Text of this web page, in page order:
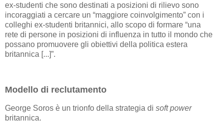
ex-studenti che sono destinati a posizioni di rilievo sono
incoraggiati a cercare un “maggiore coinvolgimento” con i
colleghi ex-studenti britannici, allo scopo di formare “una
rete di persone in posizioni di influenza in tutto il mondo che
possano promuovere gli obiettivi della politica estera
britannica [...]”.
Modello di reclutamento
George Soros è un trionfo della strategia di soft power
britannica.